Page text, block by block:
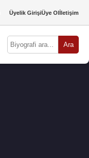
Üyelik GirişiÜye Olİletişim
Ara